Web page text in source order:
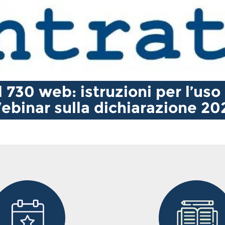
730 web: istruzioni per
sulla dichiarazione